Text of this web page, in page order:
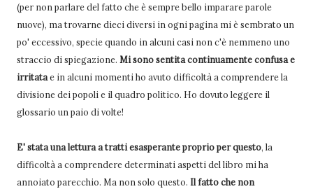
(per non parlare del fatto che è sempre bello imparare parole
nuove), ma trovarne dieci diversi in ogni pagina mi è sembrato un
po' eccessivo, specie quando in alcuni casi non c'è nemmeno uno
straccio di spiegazione. Mi sono sentita continuamente confusa e
irritatae in alcuni momenti ho avuto difficoltà a comprendere la
divisione dei popoli e il quadro politico. Ho dovuto leggere il
glossario un paio di volte!
E' stata una lettura a tratti esasperante proprio per questo, la
difficoltà a comprendere determinati aspetti del libro mi ha
annoiato parecchio. Ma non solo questo. Il fatto che non